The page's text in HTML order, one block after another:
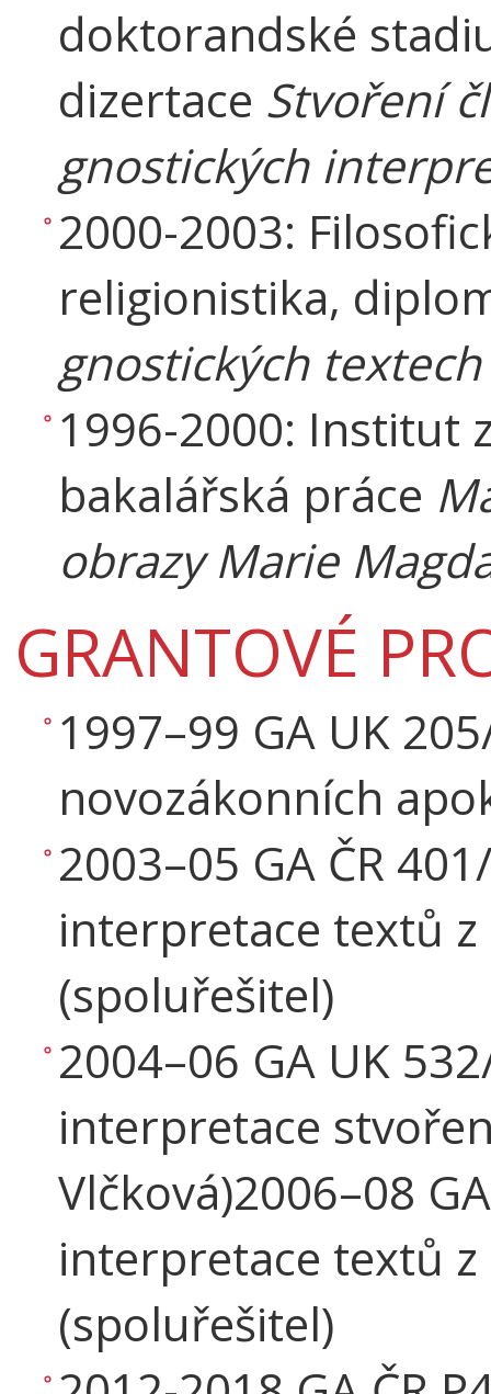
doktorandské
dizertace Stvoření
gnostických
2000-2003:
religionistika,
gnostických
1996-2000: Institut
bakalářská práce
obrazy Marie
GRANTOVÉ
1997–99 GA UK
novozákonních
2003–05 GA ČR
interpretace textů
(spoluřešitel)
2004–06 GA UK
interpretace
Vlčková)2006–08
interpretace textů
(spoluřešitel)